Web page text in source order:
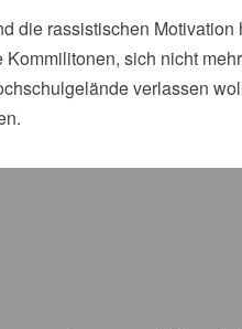
die rassistischen
sich nicht
verlassen